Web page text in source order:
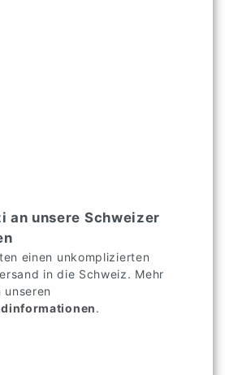
an unsere Schweizer
einen unkomplizierten
in die Schweiz. Mehr
unseren
.